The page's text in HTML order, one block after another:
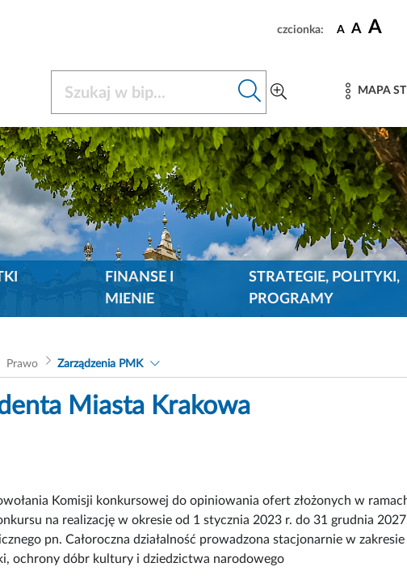
czcionka: A A A
MAPA
FINANSE I
MIENIE
STRATEGIE, POLITYKI,
PROGRAMY
Prawo Zarządzenia PMK
Miasta Krakowa
Komisji konkursowej do opiniowania ofert złożonych w
na realizację w okresie od 1 stycznia 2023 r. do 31 grudnia 2027
pn. Całoroczna działalność prowadzona stacjonarnie w zakresie
ochrony dóbr kultury i dziedzictwa narodowego